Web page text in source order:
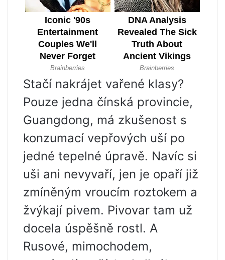
Stačí nakrájet vařené klasy?
Pouze jedna čínská provincie,
Guangdong, má zkušenost s
konzumací vepřových uší po
jedné tepelné úpravě. Navíc si
uši ani nevyvaří, jen je opaří již
zmíněným vroucím roztokem a
žvýkají pivem. Pivovar tam už
docela úspěšně rostl. A
Rusové, mimochodem,